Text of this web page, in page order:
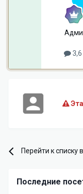
Перейти к списку
Последние